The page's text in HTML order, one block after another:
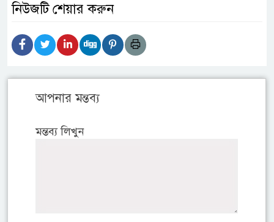
নিউজটি শেয়ার করুন
আপনার মন্তব্য
মন্তব্য লিখুন